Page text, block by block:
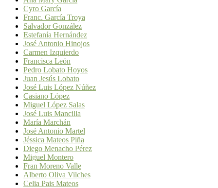
Cyro García
Franc. García Troya
Salvador González
Estefanía Hernández
José Antonio Hinojos
Carmen Izquierdo
Francisca León
Pedro Lobato Hoyos
Juan Jesús Lobato
José Luis López Núñez
Casiano López
Miguel López Salas
José Luis Mancilla
María Marchán
José Antonio Martel
Jéssica Mateos Piña
Diego Menacho Pérez
Miguel Montero
Fran Moreno Valle
Alberto Oliva Vilches
Celia Pais Mateos